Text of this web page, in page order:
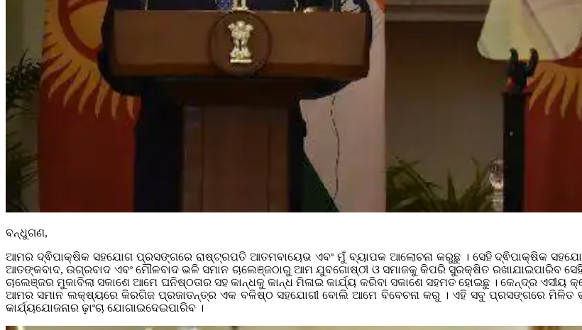
ବନ୍ଧୁଗଣ,
ଆମର ଦ୍ଵିପାକ୍ଷିକ ସହଯୋଗ ପ୍ରସଙ୍ଗରେ ରାଷ୍ଟ୍ରପତି ଆତମବାୟେଭ ଏବଂ ମୁଁ ବ୍ୟାପକ ଆଲୋଚନା କରୁଛୁ । ସେହି ଦ୍ଵିପାକ୍ଷିକ
ଆତଙ୍କବାଦ, ଉଗ୍ରବାଦ ଏବଂ ମୌଳବାଦ ଭଳି ସମାନ ଚାଲେଞ୍ଜଠାରୁ ଆମ ଯୁବଗୋଷ୍ଠୀ ଓ ସମାଜକୁ କିପରି ସୁରକ୍ଷିତ ରଖାଯାଇପାରିବ
ଚାଲେଞ୍ଜର ମୁକାବିଲା ସକାଶେ ଆମେ ଘନିଷ୍ଠତାର ସହ କାନ୍ଧକୁ କାନ୍ଧ ମିଳାଇ କାର୍ଯ୍ୟ କରିବା ସକାଶେ ସହମତ ହୋଇଛୁ । କେନ୍ଦ୍ର ଏସୀୟ
ଆମର ସମାନ ଲକ୍ଷ୍ୟରେ କିରଗିଜ ପ୍ରଜାତନ୍ତ୍ର ଏକ ବଳିଷ୍ଠ ସହଯୋଗୀ ବୋଲି ଆମେ ବିବେଚନା କରୁ । ଏହି ସବୁ ପ୍ରସଙ୍ଗରେ ମିଳିତ
କାର୍ଯ୍ୟଯୋଜନାର ଢ଼ାଂଚା ଯୋଗାଇଦେଇପାରିବ ।